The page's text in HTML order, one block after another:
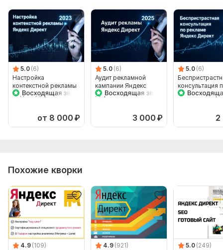
5.0 (6)
Настройка
контекстной рекламы
Яндекс Директ
от 8 000 ₽
5.0 (6)
Аудит рекламной
кампании Яндекс
Директ
3 000 ₽
5.0 (6)
консультация
контекстной
2
Похожие кворки
4.9 (109) 4.9 (921) 5.0 (249)